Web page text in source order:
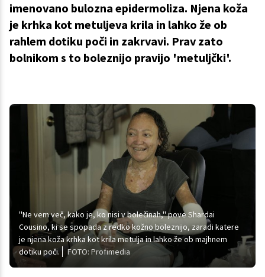
imenovano bulozna epidermoliza. Njena koža
je krhka kot metuljeva krila in lahko že ob
rahlem dotiku poči in zakrvavi. Prav zato
bolnikom s to boleznijo pravijo 'metuljčki'.
''Ne vem več, kako je, ko nisi v bolečinah,'' pove Shardai
Cousino, ki se spopada z redko kožno boleznijo, zaradi katere
je njena koža krhka kot krila metulja in lahko že ob majhnem
dotiku poči.
FOTO: Profimedia